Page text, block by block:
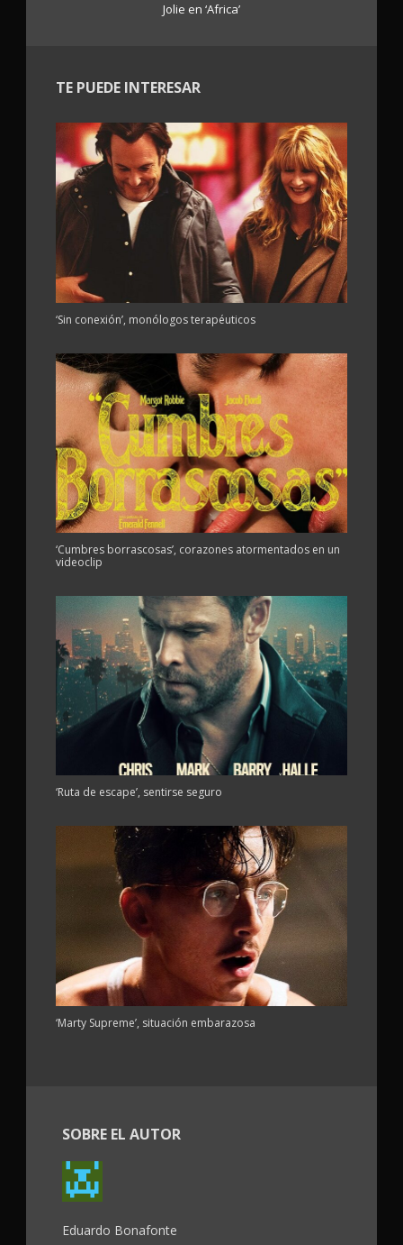
Jolie en ‘Africa’
TE PUEDE INTERESAR
‘Sin conexión’, monólogos terapéuticos
‘Cumbres borrascosas’, corazones atormentados en un
videoclip
‘Ruta de escape’, sentirse seguro
‘Marty Supreme’, situación embarazosa
SOBRE EL AUTOR
Eduardo Bonafonte